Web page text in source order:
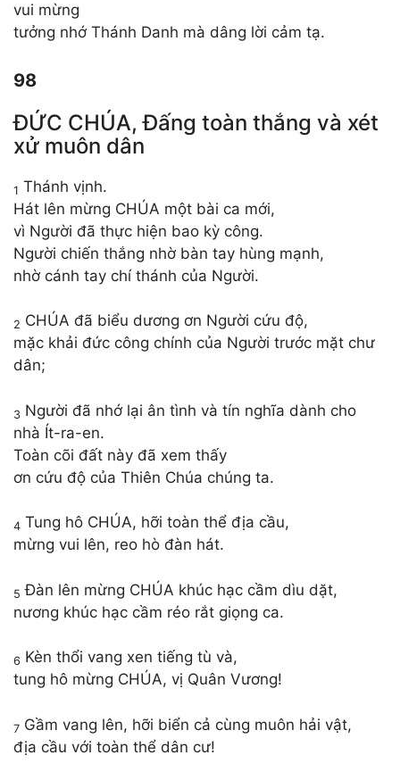
vui mừng
tưởng nhớ Thánh Danh mà dâng lời cảm tạ.
98
ĐỨC CHÚA, Đấng toàn thắng và xét
xử muôn dân
1 Thánh vịnh.
Hát lên mừng CHÚA một bài ca mới,
vì Người đã thực hiện bao kỳ công.
Người chiến thắng nhờ bàn tay hùng mạnh,
nhờ cánh tay chí thánh của Người.
2 CHÚA đã biểu dương ơn Người cứu độ,
mặc khải đức công chính của Người trước mặt chư
dân;
3 Người đã nhớ lại ân tình và tín nghĩa dành cho
nhà Ít-ra-en.
Toàn cõi đất này đã xem thấy
ơn cứu độ của Thiên Chúa chúng ta.
4 Tung hô CHÚA, hỡi toàn thể địa cầu,
mừng vui lên, reo hò đàn hát.
5 Đàn lên mừng CHÚA khúc hạc cầm dìu dặt,
nương khúc hạc cầm réo rắt giọng ca.
6 Kèn thổi vang xen tiếng tù và,
tung hô mừng CHÚA, vị Quân Vương!
7 Gầm vang lên, hỡi biển cả cùng muôn hải vật,
địa cầu với toàn thể dân cư!